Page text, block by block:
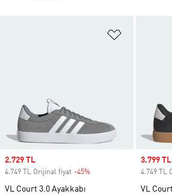
Sale price
2.729 TL
4.749 TL Orijinal fiyat -45%
VL Court 3.0 Ayakkabı
Sale
3.799 TL
4.749 TL
VL